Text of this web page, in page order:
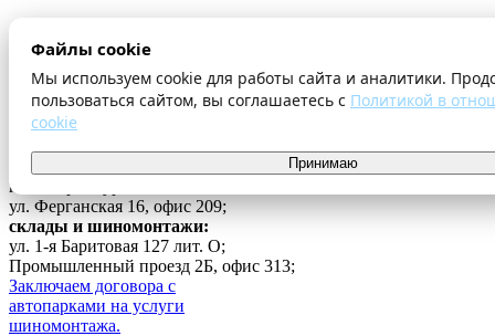
Файлы cookie
Мы используем cookie для работы сайта и аналитики.
пользоваться сайтом, вы соглашаетесь с Политикой в
cookie
Принимаю
Оплата и доставка
Шиномонтаж
Контакты
...
г. Екатеринбург
ул. Ферганская 16, офис 209;
склады и шиномонтажи:
ул. 1-я Баритовая 127 лит. О;
Промышленный проезд 2Б, офис 313;
Заключаем договора с
автопарками на услуги
шиномонтажа.